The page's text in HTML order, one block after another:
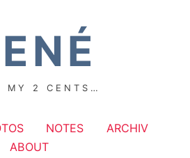
MY 2 CENTS…
NOTES
ARCHIV
ABOUT